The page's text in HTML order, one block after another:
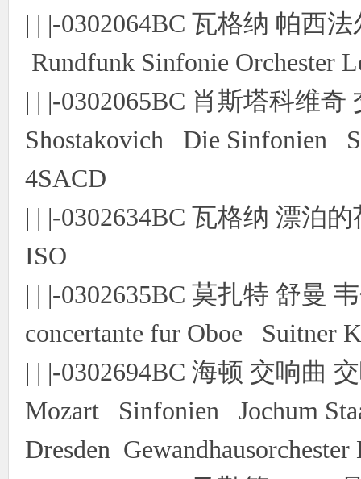
| | |-0302064BC 瓦格纳 帕西
Rundfunk Sinfonie Orchester
| | |-0302065BC 肖斯塔科维
Shostakovich Die Sinfonien
4SACD
| | |-0302634BC 瓦格纳 漂泊
ISO
| | |-0302635BC 莫扎特 舒曼
concertante fur Oboe Suitner
| | |-0302694BC 海顿 交响曲
Mozart Sinfonien Jochum
Dresden